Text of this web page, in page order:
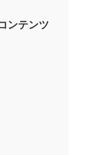
ンテンツ